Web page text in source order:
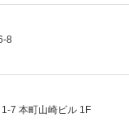
8
7 本町山崎ビル 1F